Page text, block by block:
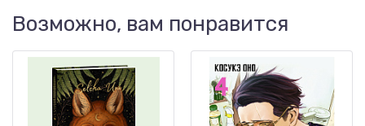
Возможно, вам понравится